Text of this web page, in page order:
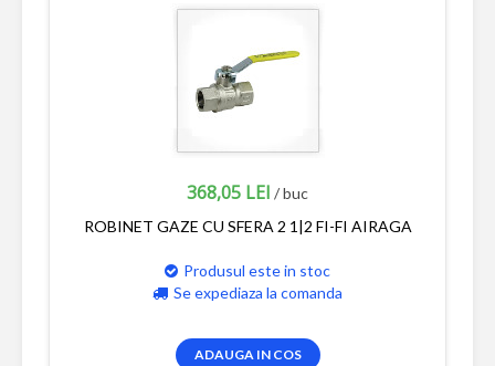
368,05 LEI / buc
ROBINET GAZE CU SFERA 2 1|2 FI-FI AIRAGA
Produsul este in stoc
Se expediaza la comanda
ADAUGA IN COS